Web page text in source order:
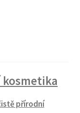
přírodní